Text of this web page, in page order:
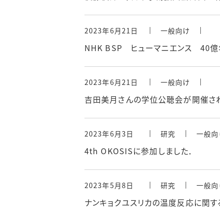
2023年6月21日 一般向け
NHK BSP ヒューマニエンス 40億
2023年6月21日 一般向け
吉田美月さんの学位公聴会が開催さ
2023年6月3日 研究 一般
4th OKOSISに参加しました．
2023年5月8日 研究 一般
ナンキョクユスリカの温度反応に関